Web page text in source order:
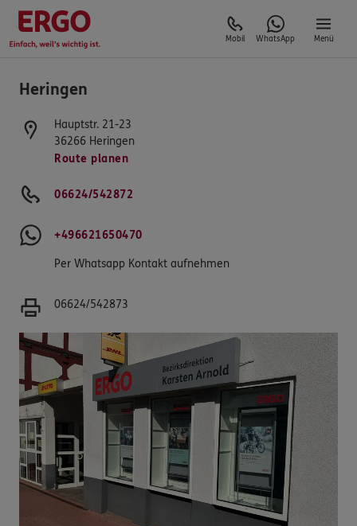
Mobil WhatsApp Menü
Heringen
Hauptstr. 21-23
36266 Heringen
Route planen
06624/542872
+496621650470
Per Whatsapp Kontakt aufnehmen
06624/542873